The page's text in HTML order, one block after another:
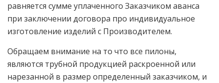
равняется сумме уплаченного Заказчиком аванса
при заключении договора про индивидуальное
изготовление изделий с Производителем.
Обращаем внимание на то что все пилоны,
являются трубной продукцией раскроенной или
нарезанной в размер определенный заказчиком, и